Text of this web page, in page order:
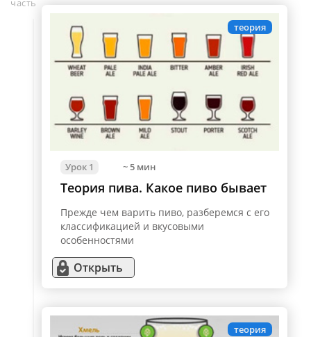
часть
теория
Урок 1 ~ 5 мин
Теория пива. Какое пиво бывает
Прежде чем варить пиво, разберемся с его
классификацией и вкусовыми
особенностями
Открыть
теория